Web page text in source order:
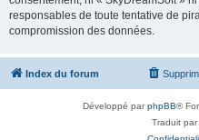
responsables de toute tentative de
compromission des données.
Index du forum
Développé parphpBB®
Traduit par